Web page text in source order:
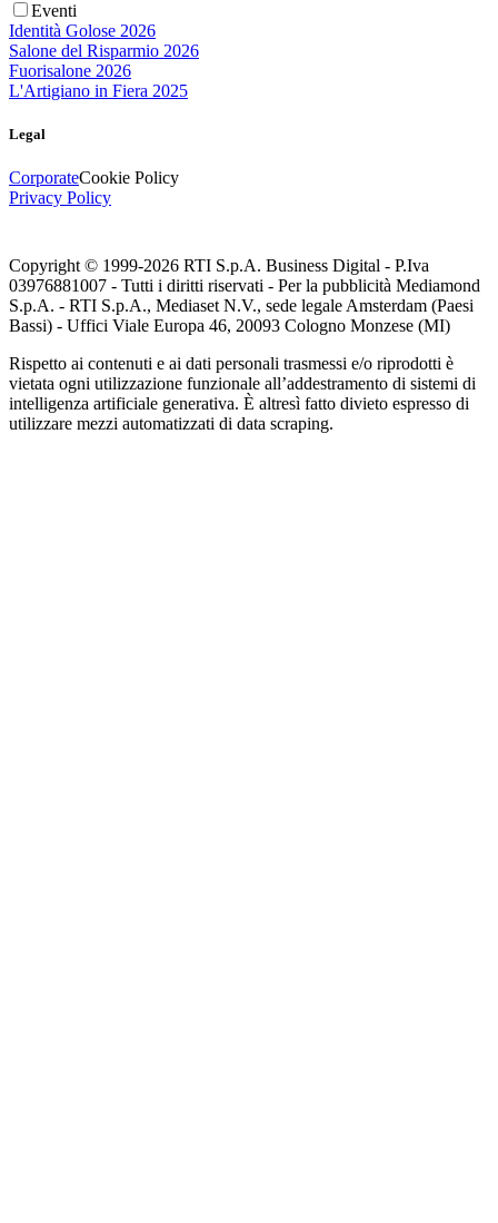
Eventi
Identità Golose 2026
Salone del Risparmio 2026
Fuorisalone 2026
L'Artigiano in Fiera 2025
Legal
CorporateCookie Policy
Privacy Policy
Copyright © 1999-2026 RTI S.p.A. Business Digital - P.Iva
03976881007 - Tutti i diritti riservati - Per la pubblicità Mediamond
S.p.A. - RTI S.p.A., Mediaset N.V., sede legale Amsterdam (Paesi
Bassi) - Uffici Viale Europa 46, 20093 Cologno Monzese (MI)
Rispetto ai contenuti e ai dati personali trasmessi e/o riprodotti è
vietata ogni utilizzazione funzionale all’addestramento di sistemi di
intelligenza artificiale generativa. È altresì fatto divieto espresso di
utilizzare mezzi automatizzati di data scraping.